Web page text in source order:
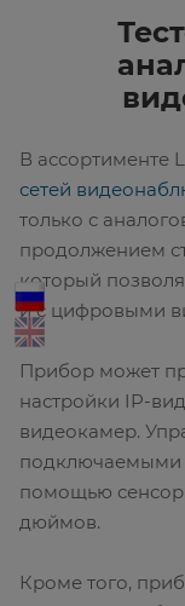
В ассортименте
сетей
только с
продолжением
который
и с цифровыми
Прибор может
настройки IP-
видеокамер.
подключаемыми
помощью
дюймов.
Кроме того,